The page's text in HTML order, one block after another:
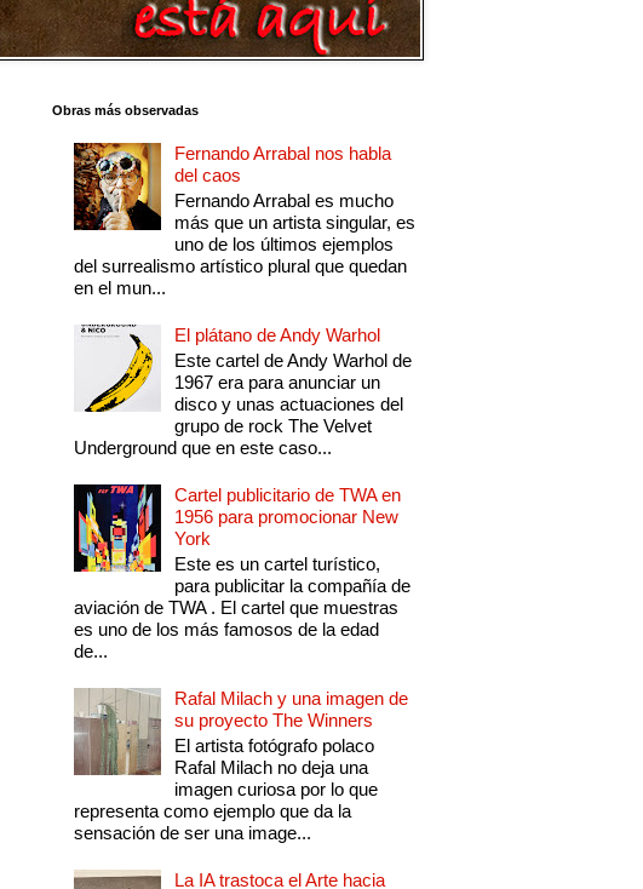
Obras más observadas
Fernando Arrabal nos habla
del caos
Fernando Arrabal es mucho
más que un artista singular, es
uno de los últimos ejemplos
del surrealismo artístico plural que quedan
en el mun...
El plátano de Andy Warhol
Este cartel de Andy Warhol de
1967 era para anunciar un
disco y unas actuaciones del
grupo de rock The Velvet
Underground que en este caso...
Cartel publicitario de TWA en
1956 para promocionar New
York
Este es un cartel turístico,
para publicitar la compañía de
aviación de TWA . El cartel que muestras
es uno de los más famosos de la edad
de...
Rafal Milach y una imagen de
su proyecto The Winners
El artista fotógrafo polaco
Rafal Milach no deja una
imagen curiosa por lo que
representa como ejemplo que da la
sensación de ser una image...
La IA trastoca el Arte hacia